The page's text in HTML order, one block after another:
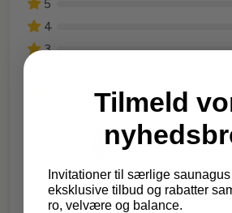
5
4
3
Sauna
0,0
Tilmeld
Invitationer til særlige
eksklusive tilbud og rabatter
ro, velvære og balance.